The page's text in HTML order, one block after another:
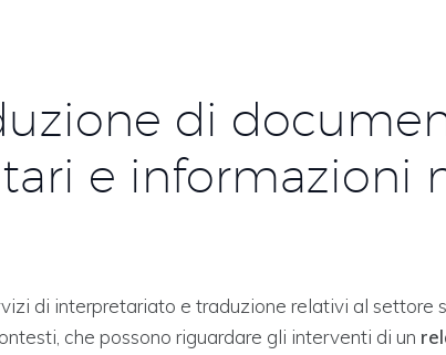
di
e informazioni
di interpretariato e traduzione relativi al settore
che possono riguardare gli interventi di un